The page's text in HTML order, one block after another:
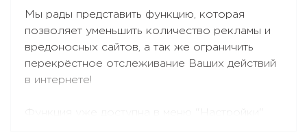
Мы рады представить функцию, которая
позволяет уменьшить количество рекламы и
вредоносных сайтов, а так же ограничить
перекрёстное отслеживание Ваших действий
в интернете!